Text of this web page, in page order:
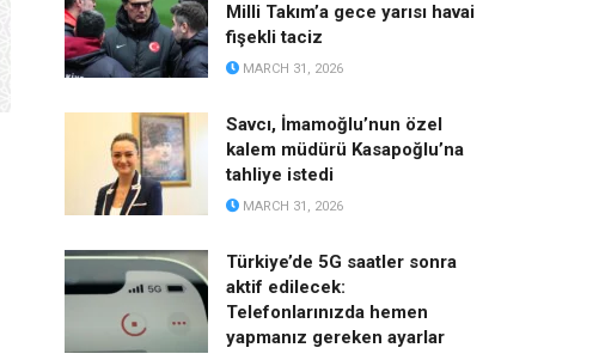
Milli Takım’a gece yarısı havai
fişekli taciz
MARCH 31, 2026
Savcı, İmamoğlu’nun özel
kalem müdürü Kasapoğlu’na
tahliye istedi
MARCH 31, 2026
Türkiye’de 5G saatler sonra
aktif edilecek:
Telefonlarınızda hemen
yapmanız gereken ayarlar